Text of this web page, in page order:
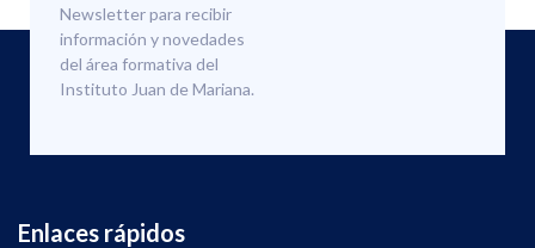
Newsletter para recibir
información y novedades
del área formativa del
Instituto Juan de Mariana.
Enlaces rápidos